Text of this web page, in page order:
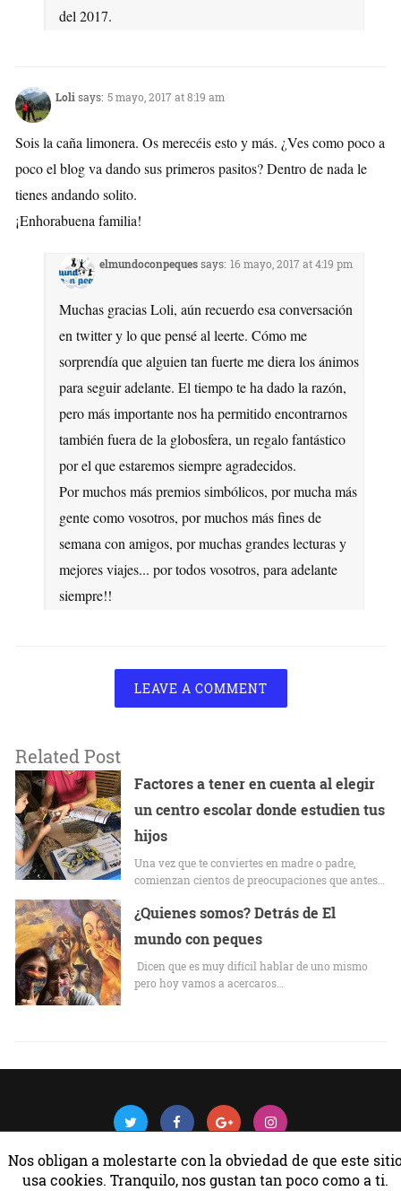
del 2017.
Loli says: 5 mayo, 2017 at 8:19 am
Sois la caña limonera. Os merecéis esto y más. ¿Ves como poco a
poco el blog va dando sus primeros pasitos? Dentro de nada le
tienes andando solito.
¡Enhorabuena familia!
elmundoconpeques says: 16 mayo, 2017 at 4:19 pm
Muchas gracias Loli, aún recuerdo esa conversación
en twitter y lo que pensé al leerte. Cómo me
sorprendía que alguien tan fuerte me diera los ánimos
para seguir adelante. El tiempo te ha dado la razón,
pero más importante nos ha permitido encontrarnos
también fuera de la globosfera, un regalo fantástico
por el que estaremos siempre agradecidos.
Por muchos más premios simbólicos, por mucha más
gente como vosotros, por muchos más fines de
semana con amigos, por muchas grandes lecturas y
mejores viajes... por todos vosotros, para adelante
siempre!!
LEAVE A COMMENT
Related Post
Factores a tener en cuenta al elegir
un centro escolar donde estudien tus
hijos
Una vez que te conviertes en madre o padre,
comienzan cientos de preocupaciones que antes…
¿Quienes somos? Detrás de El
mundo con peques
Dicen que es muy difícil hablar de uno mismo
pero hoy vamos a acercaros…
Nos obligan a molestarte con la obviedad de que este
usa cookies. Tranquilo, nos gustan tan poco como a ti.